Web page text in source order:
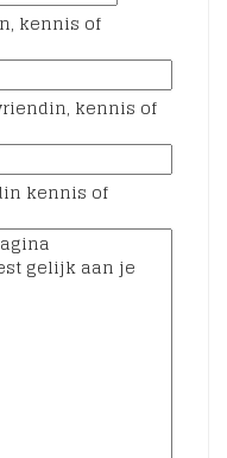
kennis of
kennis of
kennis of